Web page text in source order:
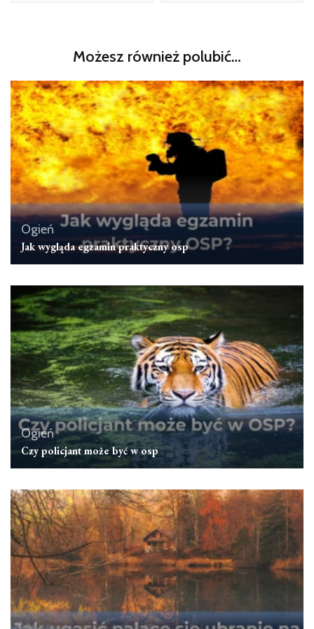
Możesz również polubić…
Ogień
Jak wygląda egzamin praktyczny osp
Ogień
Czy policjant może być w osp